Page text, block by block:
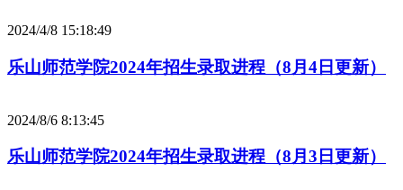
2024/4/8 15:18:49
乐山师范学院2024年招生录取进程（8月4日更新）
2024/8/6 8:13:45
乐山师范学院2024年招生录取进程（8月3日更新）